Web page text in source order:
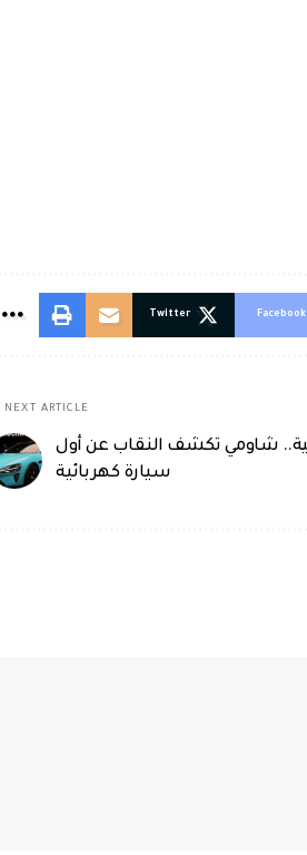
Facebook
Twitter
NEXT ARTICLE
شاومي تكشف النقاب عن أول
سيارة كهربائية